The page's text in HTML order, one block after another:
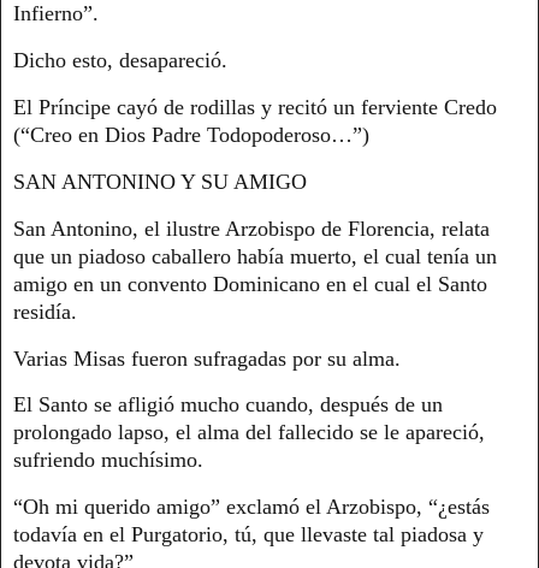
Infierno”.
Dicho esto, desapareció.
El Príncipe cayó de rodillas y recitó un ferviente Credo
(“Creo en Dios Padre Todopoderoso…”)
SAN ANTONINO Y SU AMIGO
San Antonino, el ilustre Arzobispo de Florencia, relata
que un piadoso caballero había muerto, el cual tenía un
amigo en un convento Dominicano en el cual el Santo
residía.
Varias Misas fueron sufragadas por su alma.
El Santo se afligió mucho cuando, después de un
prolongado lapso, el alma del fallecido se le apareció,
sufriendo muchísimo.
“Oh mi querido amigo” exclamó el Arzobispo, “¿estás
todavía en el Purgatorio, tú, que llevaste tal piadosa y
devota vida?”